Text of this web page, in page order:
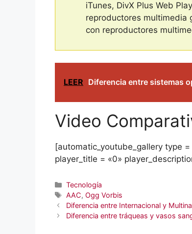
iTunes, DivX Plus Web
reproductores multimedia
con reproductores
LEER Diferencia entre sistemas
Video
[automatic_youtube_gallery type
player_title = «0»
Categorías
Tecnología
Etiquetas
AAC, Ogg Vorbis
Diferencia entre Internacional y
Diferencia entre tráqueas y vasos